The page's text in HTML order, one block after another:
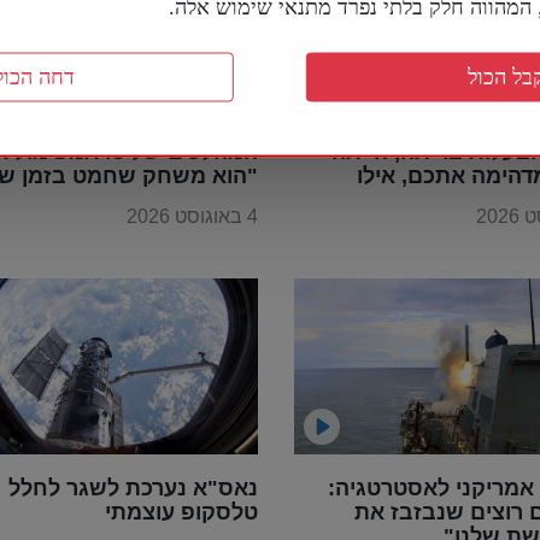
המהלכים של טראמפ מול
"הוא משחק שחמט בזמן
4 באוגוסט 2026
בריתה, הייתה
אתכם, אילו
נאס"א נערכת לשגר לחלל
טלסקופ עוצמתי
לאסטרטגיה:
רוצים שנבזבז את
חלק בלתי נפרד מתנאי שימוש אלה.
דחה הכול